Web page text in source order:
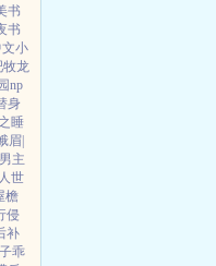
书
书
小
牧龙
np
身
睡
眉|
主
世
檐
侵
补
乖